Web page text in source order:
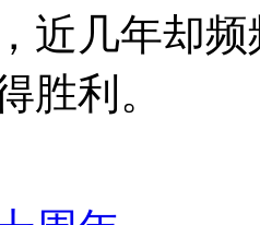
近几年却
胜利。